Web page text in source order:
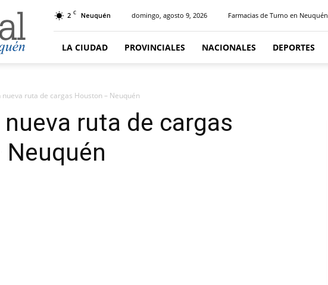
2 C Neuquén domingo, agosto 9, 2026 Farmacias de Turno en Neuquén
LA CIUDAD PROVINCIALES NACIONALES DEPORTES
ruta de cargas Houston – Neuquén
ruta de cargas